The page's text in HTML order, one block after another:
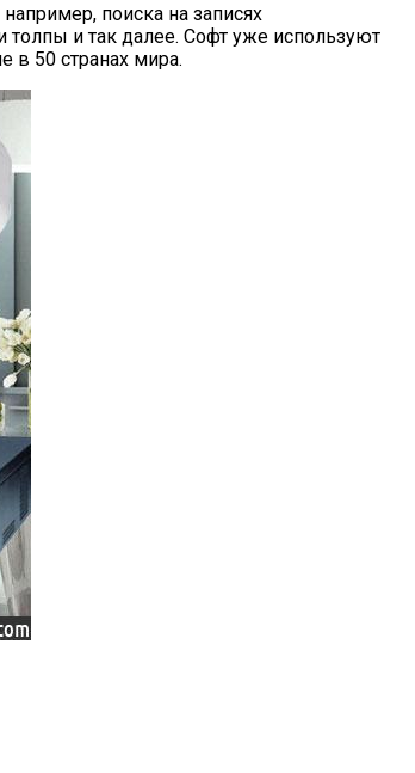
Зеленого Пластика
поиска на записях
толпы и так далее. Софт уже используют
в 50 странах мира.